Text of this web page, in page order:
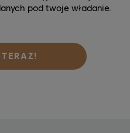
pod twoje władanie.